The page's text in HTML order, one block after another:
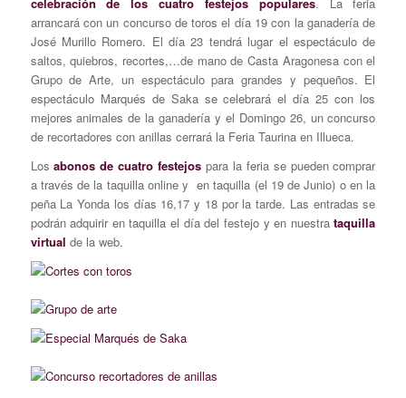
arrancará con un concurso de toros el día 19 con la ganadería de
José Murillo Romero. El día 23 tendrá lugar el espectáculo de
saltos, quiebros, recortes,…de mano de Casta Aragonesa con el
Grupo de Arte, un espectáculo para grandes y pequeños. El
espectáculo Marqués de Saka se celebrará el día 25 con los
mejores animales de la ganadería y el Domingo 26, un concurso
de recortadores con anillas cerrará la Feria Taurina en Illueca.
Losabonos de cuatro festejos para la feria se pueden comprar
a través de la taquilla online y en taquilla (el 19 de Junio) o en la
peña La Yonda los días 16,17 y 18 por la tarde. Las entradas se
podrán adquirir en taquilla el día del festejo y en nuestrataquilla
virtual de la web.